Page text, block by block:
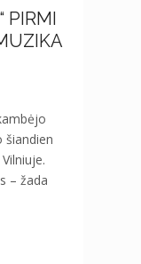
PIRMI
šiandien
– žada